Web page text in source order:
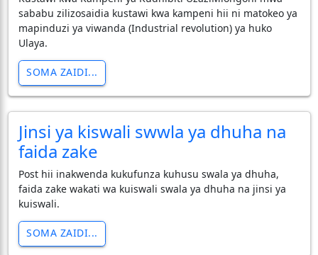
sababu zilizosaidia kustawi kwa kampeni hii ni matokeo ya
mapinduzi ya viwanda (Industrial revolution) ya huko
Ulaya.
SOMA ZAIDI...
Jinsi ya kiswali swwla ya dhuha na
faida zake
Post hii inakwenda kukufunza kuhusu swala ya dhuha,
faida zake wakati wa kuiswali swala ya dhuha na jinsi ya
kuiswali.
SOMA ZAIDI...